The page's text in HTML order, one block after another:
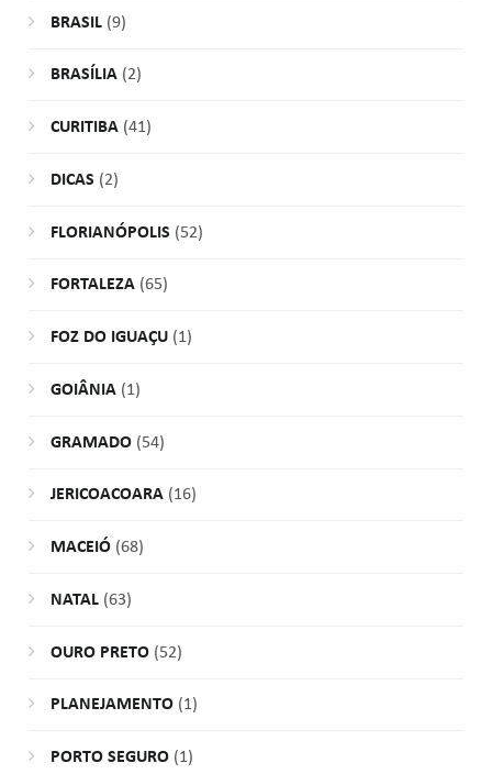
BRASIL(9)
BRASÍLIA(2)
CURITIBA(41)
DICAS (2)
FLORIANÓPOLIS (52)
FORTALEZA(65)
FOZ DO IGUAÇU(1)
GOIÂNIA(1)
GRAMADO(54)
JERICOACOARA(16)
MACEIÓ(68)
NATAL(63)
OURO PRETO(52)
PLANEJAMENTO(1)
PORTO SEGURO(1)